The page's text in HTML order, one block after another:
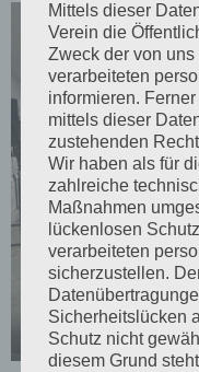
Mittels dieser
Verein die
Zweck der von
verarbeiteten
informieren.
mittels dieser
zustehenden
Wir haben als für
zahlreiche
Maßnahmen
lückenlosen
verarbeiteten
sicherzustellen.
Sicherheitslücken
Schutz nicht
diesem Grund